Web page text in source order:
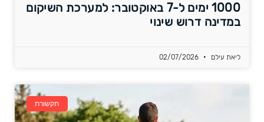
1000 ימים ל-7 באוקטובר: למערכת השיקום
במדינה דרוש שינוי
ליאת עילם
תקשורת